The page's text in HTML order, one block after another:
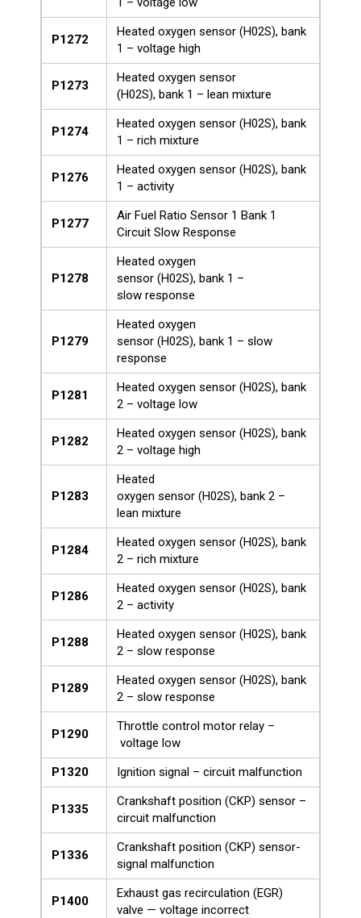
P1272
Heated oxygen sensor (H02S), bank
1 – voltage high
P1273
Heated oxygen sensor
(H02S), bank 1 – lean mixture
P1274
Heated oxygen sensor (H02S), bank
1 – rich mixture
P1276
Heated oxygen sensor (H02S), bank
1 – activity
P1277
Air Fuel Ratio Sensor 1 Bank 1
Circuit Slow Response
P1278
Heated oxygen
sensor (H02S), bank 1 –
slow response
P1279
Heated oxygen
sensor (H02S), bank 1 – slow
response
P1281
Heated oxygen sensor (H02S), bank
2 – voltage low
P1282
Heated oxygen sensor (H02S), bank
2 – voltage high
P1283
Heated
oxygen sensor (H02S), bank 2 –
lean mixture
P1284
Heated oxygen sensor (H02S), bank
2 – rich mixture
P1286
Heated oxygen sensor (H02S), bank
2 – activity
P1288
Heated oxygen sensor (H02S), bank
2 – slow response
P1289
Heated oxygen sensor (H02S), bank
2 – slow response
P1290
Throttle control motor relay –
voltage low
P1320
Ignition signal – circuit malfunction
P1335
Crankshaft position (CKP) sensor –
circuit malfunction
P1336
Crankshaft position (CKP) sensor-
signal malfunction
P1400
Exhaust gas recirculation (EGR)
valve — voltage incorrect